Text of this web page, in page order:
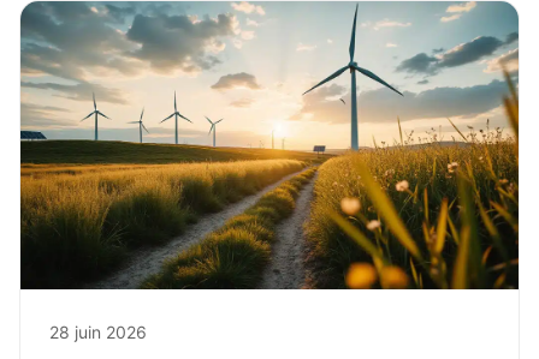
28 juin 2026